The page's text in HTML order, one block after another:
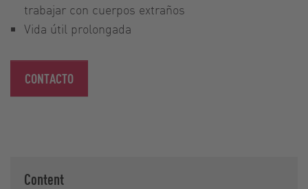
trabajar con cuerpos extraños
Vida útil prolongada
CONTACTO
Content